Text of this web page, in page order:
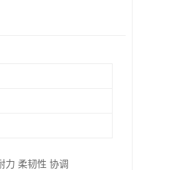
力 柔韧性 协调